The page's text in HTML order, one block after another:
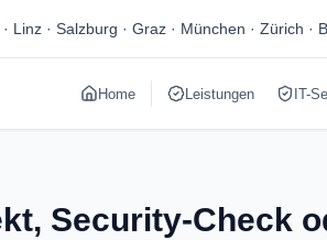
Linz · Salzburg · Graz · München · Zürich ·
Home Leistungen IT-
Security-Check